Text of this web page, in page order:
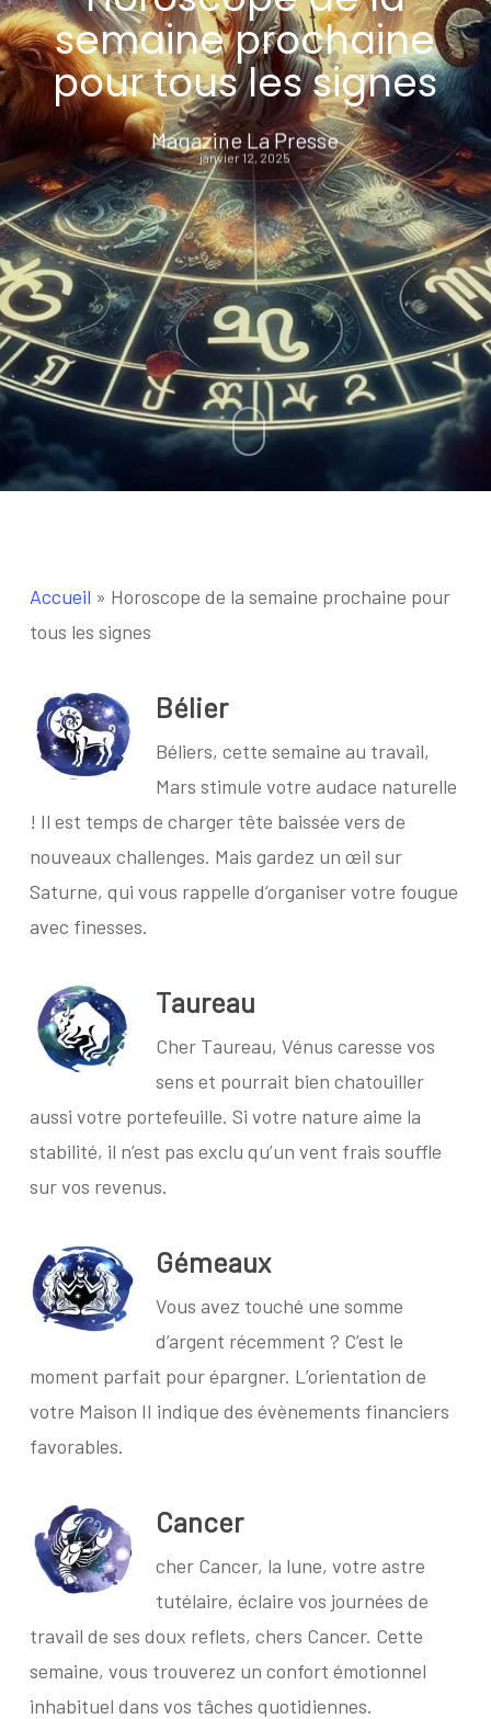
semaine prochaine
pour tous les signes
Magazine La Presse
janvier 12, 2025
Accueil » Horoscope de la semaine prochaine pour
tous les signes
Bélier
Béliers, cette semaine au travail,
Mars stimule votre audace naturelle
! Il est temps de charger tête baissée vers de
nouveaux challenges. Mais gardez un œil sur
Saturne, qui vous rappelle d’organiser votre fougue
avec finesses.
Taureau
Cher Taureau, Vénus caresse vos
sens et pourrait bien chatouiller
aussi votre portefeuille. Si votre nature aime la
stabilité, il n’est pas exclu qu’un vent frais souffle
sur vos revenus.
Gémeaux
Vous avez touché une somme
d’argent récemment ? C’est le
moment parfait pour épargner. L’orientation de
votre Maison II indique des évènements financiers
favorables.
Cancer
cher Cancer, la lune, votre astre
tutélaire, éclaire vos journées de
travail de ses doux reflets, chers Cancer. Cette
semaine, vous trouverez un confort émotionnel
inhabituel dans vos tâches quotidiennes.